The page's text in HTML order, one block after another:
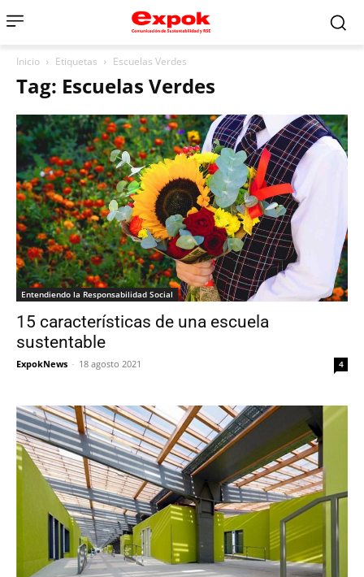
Inicio Etiquetas Escuelas Verdes
Tag: Escuelas Verdes
Entendiendo la Responsabilidad Social
15 características de una escuela
sustentable
ExpokNews - 18 agosto 2021 4